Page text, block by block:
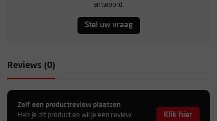
antwoord.
Stel uw vraag
Reviews (0)
Zelf een productreview plaatsen
Heb je dit product en wil je een review
Klik hier